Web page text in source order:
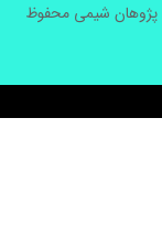
شیمی محفوظ